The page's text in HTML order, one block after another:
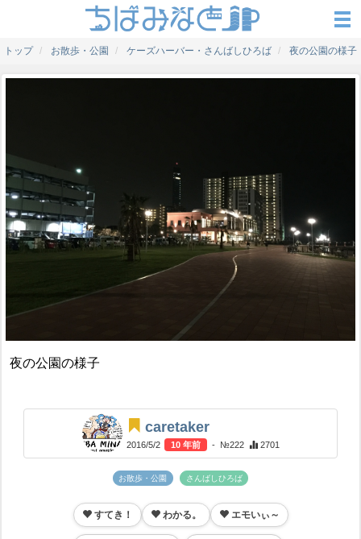
トップ お散歩・公園 ケーズハーバー・さんばしひろば 夜の公園の様子
夜の公園の様子
caretaker
2016/5/2 10 年前 - №222 2701
お散歩・公園 さんばしひろば
すてき！ わかる。 エモいぃ～